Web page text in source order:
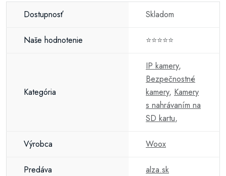
Dostupnosť Skladom
Naše hodnotenie ⭐⭐⭐⭐⭐
Kategória
IP kamery,
Bezpečnostné
kamery, Kamery
s nahrávaním na
SD kartu,
Výrobca Woox
Predáva alza.sk